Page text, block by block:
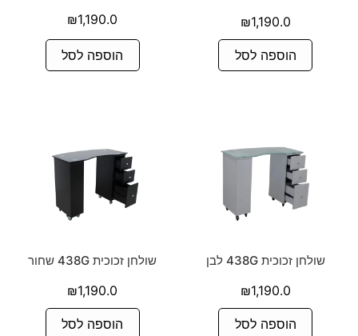
₪1,190.0
הוספה לסל
₪1,190.0
הוספה לסל
שולחן זכוכית 438G לבן
₪1,190.0
הוספה לסל
שולחן זכוכית 438G שחור
₪1,190.0
הוספה לסל